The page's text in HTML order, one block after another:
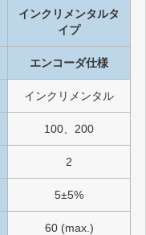
インクリメンタルタ
イプ
エンコーダ仕様
インクリメンタル
100、200
2
5±5%
60 (max.)